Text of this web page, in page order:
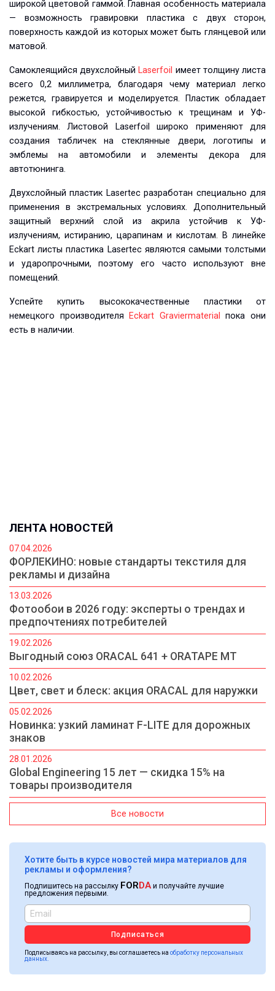
широкой цветовой гаммой. Главная особенность материала
— возможность гравировки пластика с двух сторон,
поверхность каждой из которых может быть глянцевой или
матовой.
Самоклеящийся двухслойный Laserfoil имеет толщину листа
всего 0,2 миллиметра, благодаря чему материал легко
режется, гравируется и моделируется. Пластик обладает
высокой гибкостью, устойчивостью к трещинам и УФ-
излучениям. Листовой Laserfoil широко применяют для
создания табличек на стеклянные двери, логотипы и
эмблемы на автомобили и элементы декора для
автотюнинга.
Двухслойный пластик Lasertec разработан специально для
применения в экстремальных условиях. Дополнительный
защитный верхний слой из акрила устойчив к УФ-
излучениям, истиранию, царапинам и кислотам. В линейке
Eckart листы пластика Lasertec являются самыми толстыми
и ударопрочными, поэтому его часто используют вне
помещений.
Успейте купить высококачественные пластики от
немецкого производителя
Eckart Graviermaterial
пока они
есть в наличии.
ЛЕНТА НОВОСТЕЙ
07.04.2026
ФОРЛЕКИНО: новые стандарты текстиля для
рекламы и дизайна
13.03.2026
Фотообои в 2026 году: эксперты о трендах и
предпочтениях потребителей
19.02.2026
Выгодный союз ORACAL 641 + ORATAPE MT
10.02.2026
Цвет, свет и блеск: акция ORACAL для наружки
05.02.2026
Новинка: узкий ламинат F-LITE для дорожных
знаков
28.01.2026
Global Engineering 15 лет — скидка 15% на
товары производителя
Все новости
Хотите быть в курсе новостей мира материалов для
рекламы и оформления?
Подпишитесь на рассылку FORDA и получайте лучшие
предложения первыми.
Подписаться
Подписываясь на рассылку, вы соглашаетесь на обработку персональных
данных.